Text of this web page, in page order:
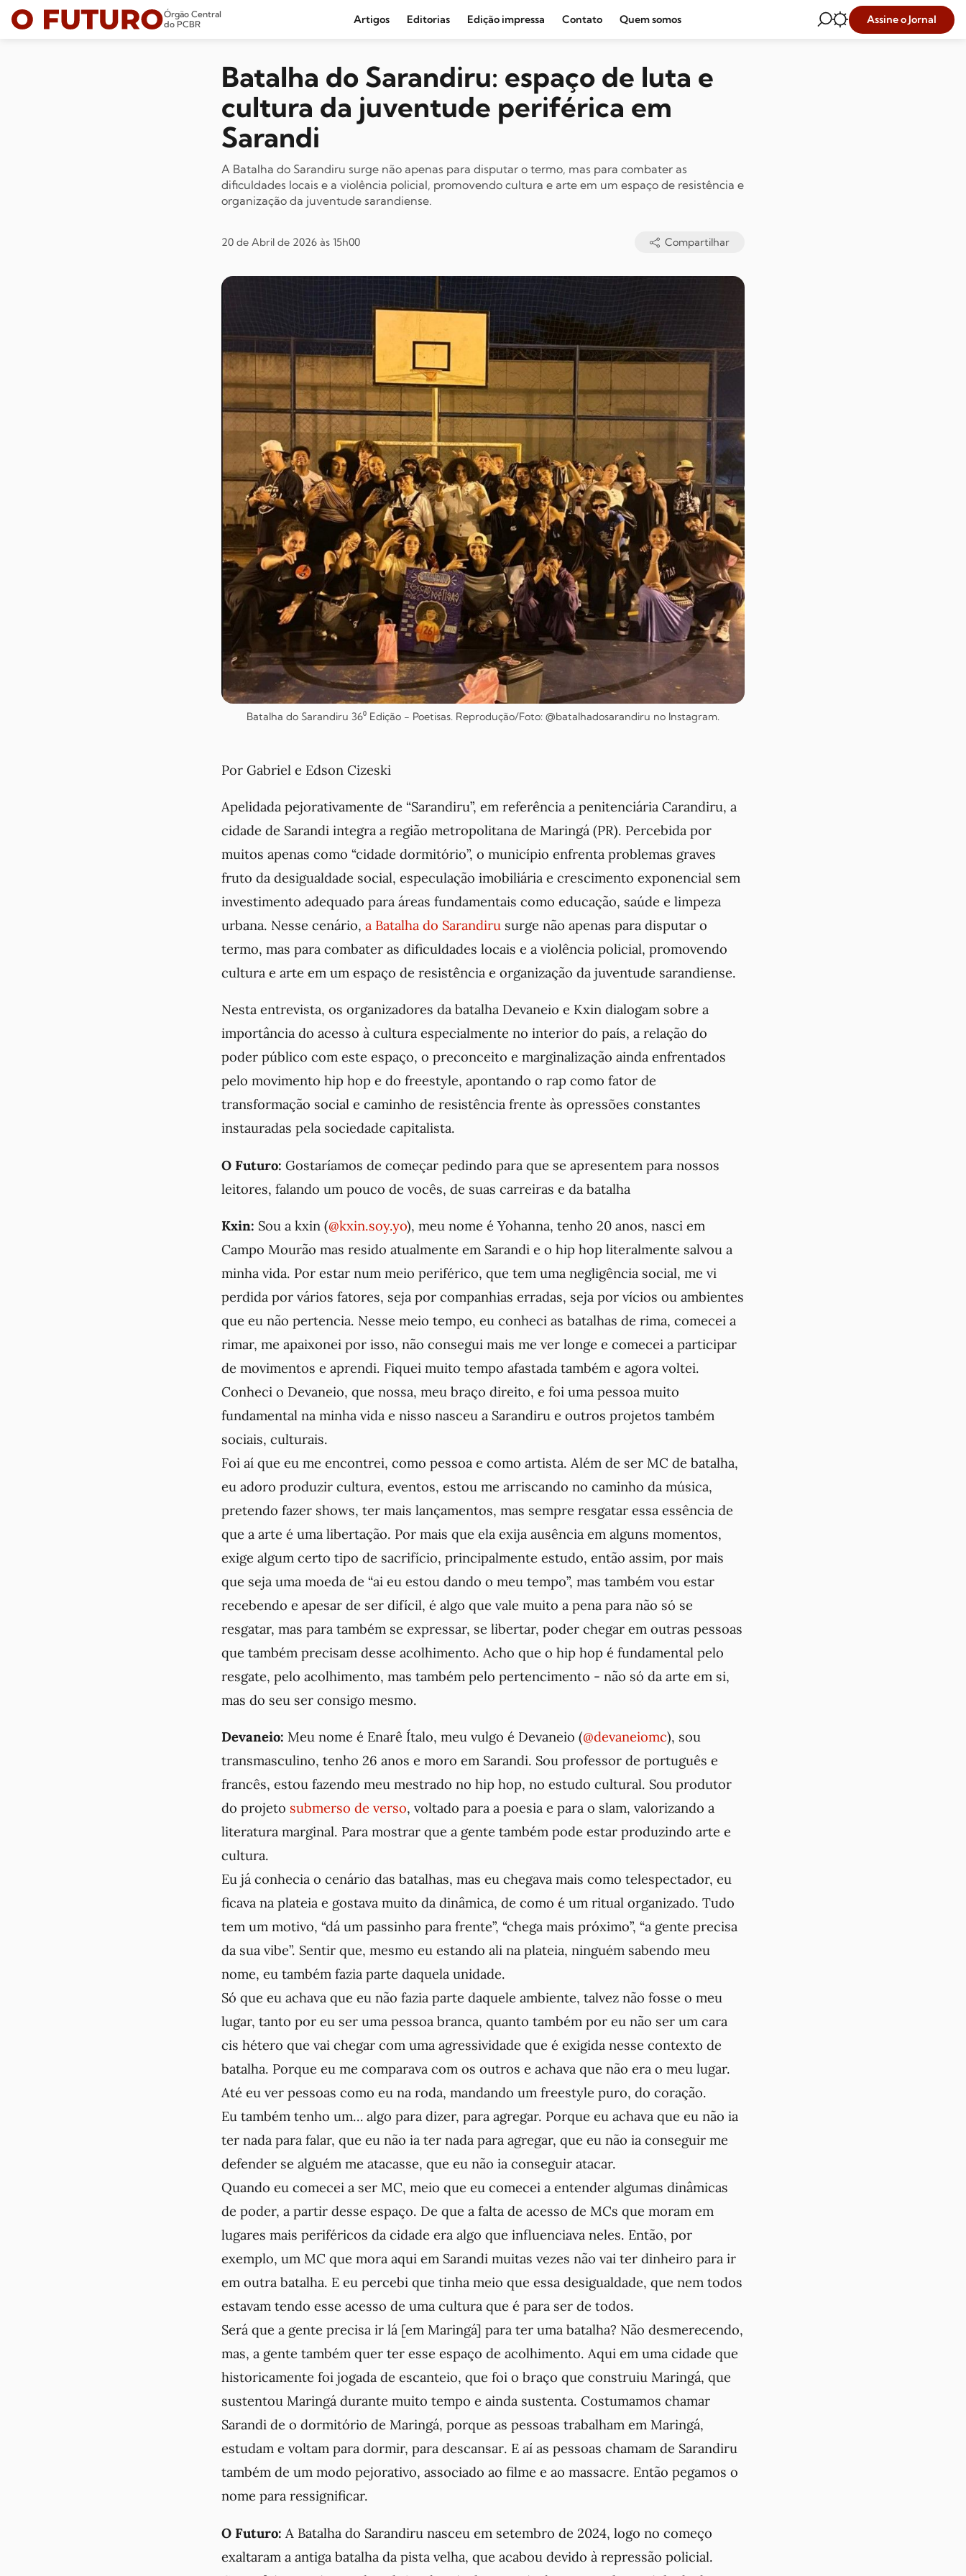
Órgão Central
do PCBR
Artigos Editorias
Amazônia
Cultura e Movimentos Sociais
Internacional
Segurança Pública
Sindical
Edição impressa Contato Quem somos Assine o Jornal
Batalha do Sarandiru: espaço de luta e
cultura da juventude periférica em
Sarandi
A Batalha do Sarandiru surge não apenas para disputar o termo, mas para combater as
dificuldades locais e a violência policial, promovendo cultura e arte em um espaço de resistência e
organização da juventude sarandiense.
20 de Abril de 2026 às 15h00 Compartilhar
Batalha do Sarandiru 36⁰ Edição - Poetisas. Reprodução/Foto: @batalhadosarandiru no Instagram.
Por Gabriel e Edson Cizeski
Apelidada pejorativamente de “Sarandiru”, em referência a penitenciária Carandiru, a
cidade de Sarandi integra a região metropolitana de Maringá (PR). Percebida por
muitos apenas como “cidade dormitório”, o município enfrenta problemas graves
fruto da desigualdade social, especulação imobiliária e crescimento exponencial sem
investimento adequado para áreas fundamentais como educação, saúde e limpeza
urbana. Nesse cenário, a Batalha do Sarandiru surge não apenas para disputar o
termo, mas para combater as dificuldades locais e a violência policial, promovendo
cultura e arte em um espaço de resistência e organização da juventude sarandiense.
Nesta entrevista, os organizadores da batalha Devaneio e Kxin dialogam sobre a
importância do acesso à cultura especialmente no interior do país, a relação do
poder público com este espaço, o preconceito e marginalização ainda enfrentados
pelo movimento hip hop e do freestyle, apontando o rap como fator de
transformação social e caminho de resistência frente às opressões constantes
instauradas pela sociedade capitalista.
O Futuro: Gostaríamos de começar pedindo para que se apresentem para nossos
leitores, falando um pouco de vocês, de suas carreiras e da batalha
Kxin: Sou a kxin (@kxin.soy.yo), meu nome é Yohanna, tenho 20 anos, nasci em
Campo Mourão mas resido atualmente em Sarandi e o hip hop literalmente salvou a
minha vida. Por estar num meio periférico, que tem uma negligência social, me vi
perdida por vários fatores, seja por companhias erradas, seja por vícios ou ambientes
que eu não pertencia. Nesse meio tempo, eu conheci as batalhas de rima, comecei a
rimar, me apaixonei por isso, não consegui mais me ver longe e comecei a participar
de movimentos e aprendi. Fiquei muito tempo afastada também e agora voltei.
Conheci o Devaneio, que nossa, meu braço direito, e foi uma pessoa muito
fundamental na minha vida e nisso nasceu a Sarandiru e outros projetos também
sociais, culturais.
Foi aí que eu me encontrei, como pessoa e como artista. Além de ser MC de batalha,
eu adoro produzir cultura, eventos, estou me arriscando no caminho da música,
pretendo fazer shows, ter mais lançamentos, mas sempre resgatar essa essência de
que a arte é uma libertação. Por mais que ela exija ausência em alguns momentos,
exige algum certo tipo de sacrifício, principalmente estudo, então assim, por mais
que seja uma moeda de “ai eu estou dando o meu tempo”, mas também vou estar
recebendo e apesar de ser difícil, é algo que vale muito a pena para não só se
resgatar, mas para também se expressar, se libertar, poder chegar em outras pessoas
que também precisam desse acolhimento. Acho que o hip hop é fundamental pelo
resgate, pelo acolhimento, mas também pelo pertencimento - não só da arte em si,
mas do seu ser consigo mesmo.
Devaneio: Meu nome é Enarê Ítalo, meu vulgo é Devaneio (@devaneiomc), sou
transmasculino, tenho 26 anos e moro em Sarandi. Sou professor de português e
francês, estou fazendo meu mestrado no hip hop, no estudo cultural. Sou produtor
do projeto submerso de verso, voltado para a poesia e para o slam, valorizando a
literatura marginal. Para mostrar que a gente também pode estar produzindo arte e
cultura.
Eu já conhecia o cenário das batalhas, mas eu chegava mais como telespectador, eu
ficava na plateia e gostava muito da dinâmica, de como é um ritual organizado. Tudo
tem um motivo, “dá um passinho para frente”, “chega mais próximo”, “a gente precisa
da sua vibe”. Sentir que, mesmo eu estando ali na plateia, ninguém sabendo meu
nome, eu também fazia parte daquela unidade.
Só que eu achava que eu não fazia parte daquele ambiente, talvez não fosse o meu
lugar, tanto por eu ser uma pessoa branca, quanto também por eu não ser um cara
cis hétero que vai chegar com uma agressividade que é exigida nesse contexto de
batalha. Porque eu me comparava com os outros e achava que não era o meu lugar.
Até eu ver pessoas como eu na roda, mandando um freestyle puro, do coração.
Eu também tenho um… algo para dizer, para agregar. Porque eu achava que eu não ia
ter nada para falar, que eu não ia ter nada para agregar, que eu não ia conseguir me
defender se alguém me atacasse, que eu não ia conseguir atacar.
Quando eu comecei a ser MC, meio que eu comecei a entender algumas dinâmicas
de poder, a partir desse espaço. De que a falta de acesso de MCs que moram em
lugares mais periféricos da cidade era algo que influenciava neles. Então, por
exemplo, um MC que mora aqui em Sarandi muitas vezes não vai ter dinheiro para ir
em outra batalha. E eu percebi que tinha meio que essa desigualdade, que nem todos
estavam tendo esse acesso de uma cultura que é para ser de todos.
Será que a gente precisa ir lá [em Maringá] para ter uma batalha? Não desmerecendo,
mas, a gente também quer ter esse espaço de acolhimento. Aqui em uma cidade que
historicamente foi jogada de escanteio, que foi o braço que construiu Maringá, que
sustentou Maringá durante muito tempo e ainda sustenta. Costumamos chamar
Sarandi de o dormitório de Maringá, porque as pessoas trabalham em Maringá,
estudam e voltam para dormir, para descansar. E aí as pessoas chamam de Sarandiru
também de um modo pejorativo, associado ao filme e ao massacre. Então pegamos o
nome para ressignificar.
O Futuro: A Batalha do Sarandiru nasceu em setembro de 2024, logo no começo
exaltaram a antiga batalha da pista velha, que acabou devido à repressão policial.